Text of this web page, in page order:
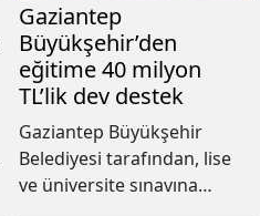
Gaziantep
Büyükşehir’den
eğitime 40 milyon
TL’lik dev destek
Gaziantep Büyükşehir
Belediyesi tarafından, lise
ve üniversite sınavına